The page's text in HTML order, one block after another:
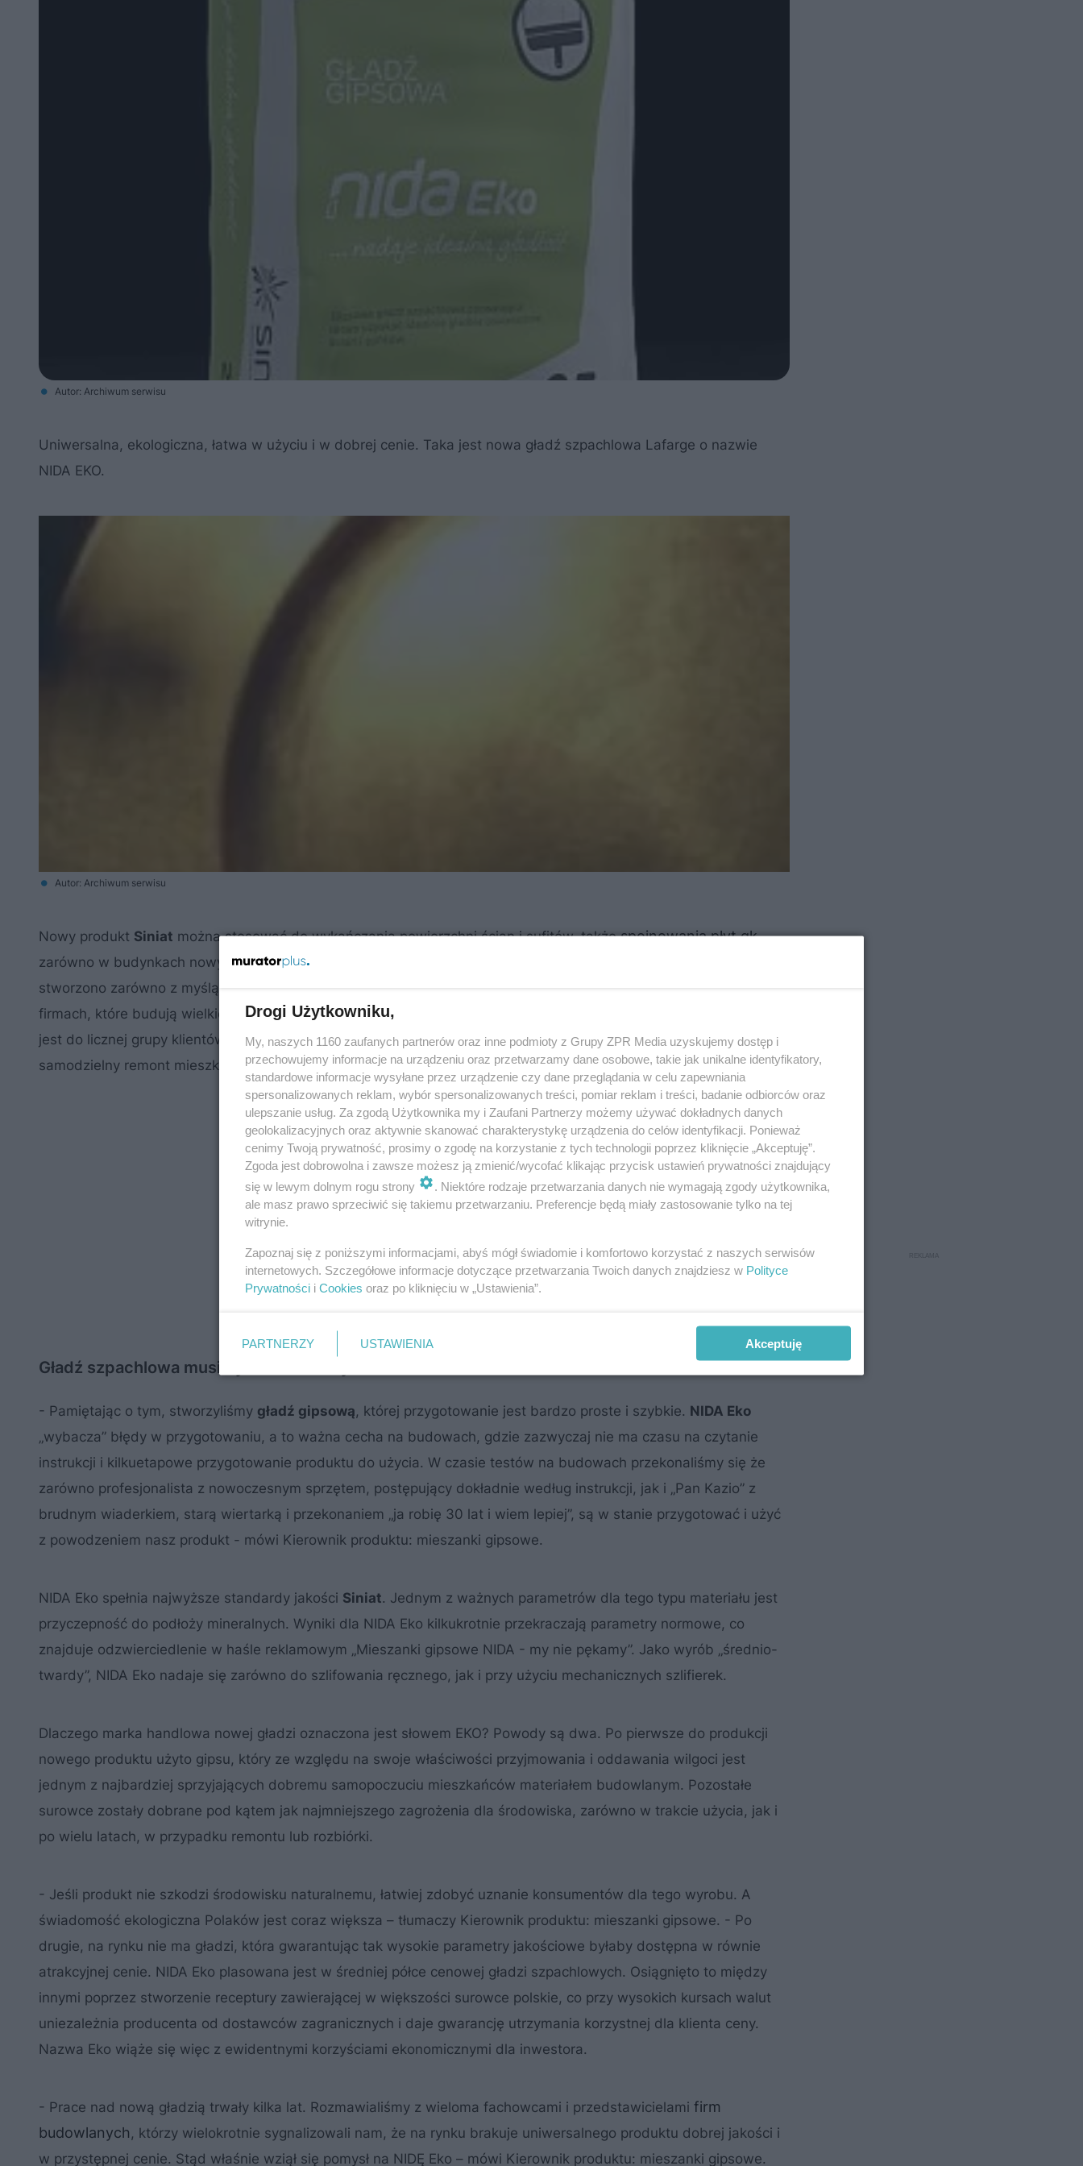
Autor: Archiwum serwisu
Uniwersalna, ekologiczna, łatwa w użyciu i w dobrej cenie. Taka jest nowa gładź szpachlowa Lafarge o nazwie
NIDA EKO.
Autor: Archiwum serwisu
Nowy produkt Siniat można stosować do wykańczania powierzchni ścian i sufitów, takżespoinowania płyt gk,
zarówno w budynkach nowych, jak i do renowacji i remontu budynków starszych.
stworzono zarówno z myślą o inwestorach indywidualnych, którzy remontują własne mieszkania, jak i dużych
firmach, które budują wielkie osiedla lub obiekty użyteczności publicznej. Nowa gładź szpachlowa kierowana
jest do licznej grupy klientów, wśród których są fachowcy z długoletnim stażem, ale także osoby, dla których
samodzielny remont mieszkania jest pierwszym w życiu kontaktem ze sztuką budowlaną.
Gładź szpachlowa musi być łatwa w użyciu
- Pamiętając o tym, stworzyliśmy gładź gipsową, której przygotowanie jest bardzo proste i szybkie. NIDA Eko
„wybacza” błędy w przygotowaniu, a to ważna cecha na budowach, gdzie zazwyczaj nie ma czasu na czytanie
instrukcji i kilkuetapowe przygotowanie produktu do użycia. W czasie testów na budowach przekonaliśmy się że
zarówno profesjonalista z nowoczesnym sprzętem, postępujący dokładnie według instrukcji, jak i „Pan Kazio” z
brudnym wiaderkiem, starą wiertarką i przekonaniem „ja robię 30 lat i wiem lepiej”, są w stanie przygotować i użyć
z powodzeniem nasz produkt - mówi Kierownik produktu: mieszanki gipsowe.
NIDA Eko spełnia najwyższe standardy jakości Siniat. Jednym z ważnych parametrów dla tego typu materiału jest
przyczepność do podłoży mineralnych. Wyniki dla NIDA Eko kilkukrotnie przekraczają parametry normowe, co
znajduje odzwierciedlenie w haśle reklamowym „Mieszanki gipsowe NIDA - my nie pękamy”. Jako wyrób „średnio-
twardy”, NIDA Eko nadaje się zarówno do szlifowania ręcznego, jak i przy użyciu mechanicznych szlifierek.
Dlaczego marka handlowa nowej gładzi oznaczona jest słowem EKO? Powody są dwa. Po pierwsze do produkcji
nowego produktu użyto gipsu, który ze względu na swoje właściwości przyjmowania i oddawania wilgoci jest
jednym z najbardziej sprzyjających dobremu samopoczuciu mieszkańców materiałem budowlanym. Pozostałe
surowce zostały dobrane pod kątem jak najmniejszego zagrożenia dla środowiska, zarówno w trakcie użycia, jak i
po wielu latach, w przypadku remontu lub rozbiórki.
- Jeśli produkt nie szkodzi środowisku naturalnemu, łatwiej zdobyć uznanie konsumentów dla tego wyrobu. A
świadomość ekologiczna Polaków jest coraz większa – tłumaczy Kierownik produktu: mieszanki gipsowe. - Po
drugie, na rynku nie ma gładzi, która gwarantując tak wysokie parametry jakościowe byłaby dostępna w równie
atrakcyjnej cenie. NIDA Eko plasowana jest w średniej półce cenowej gładzi szpachlowych. Osiągnięto to między
innymi poprzez stworzenie receptury zawierającej w większości surowce polskie, co przy wysokich kursach walut
uniezależnia producenta od dostawców zagranicznych i daje gwarancję utrzymania korzystnej dla klienta ceny.
Nazwa Eko wiąże się więc z ewidentnymi korzyściami ekonomicznymi dla inwestora.
- Prace nad nową gładzią trwały kilka lat. Rozmawialiśmy z wieloma fachowcami i przedstawicielami firm
budowlanych , którzy wielokrotnie sygnalizowali nam, że na rynku brakuje uniwersalnego produktu dobrej jakości i
w przystępnej cenie. Stąd właśnie wziął się pomysł na NIDĘ Eko – mówi Kierownik produktu: mieszanki gipsowe.
Drogi Użytkowniku,
My, naszych 1160 zaufanych partnerów oraz inne podmioty z Grupy ZPR Media uzyskujemy dostęp i
przechowujemy informacje na urządzeniu oraz przetwarzamy dane osobowe, takie jak unikalne identyfikatory,
standardowe informacje wysyłane przez urządzenie czy dane przeglądania w celu zapewniania
spersonalizowanych reklam, wybór spersonalizowanych treści, pomiar reklam i treści, badanie odbiorców oraz
ulepszanie usług. Za zgodą Użytkownika my i Zaufani Partnerzy możemy używać dokładnych danych
geolokalizacyjnych oraz aktywnie skanować charakterystykę urządzenia do celów identyfikacji. Ponieważ
cenimy Twoją prywatność, prosimy o zgodę na korzystanie z tych technologii poprzez kliknięcie „Akceptuję”.
Zgoda jest dobrowolna i zawsze możesz ją zmienić/wycofać klikając przycisk ustawień prywatności znajdujący
się w lewym dolnym rogu strony
. Niektóre rodzaje przetwarzania danych nie wymagają zgody użytkownika,
ale masz prawo sprzeciwić się takiemu przetwarzaniu. Preferencje będą miały zastosowanie tylko na tej
witrynie.
Zapoznaj się z poniższymi informacjami, abyś mógł świadomie i komfortowo korzystać z naszych serwisów
internetowych. Szczegółowe informacje dotyczące przetwarzania Twoich danych znajdziesz w Polityce
Prywatności i Cookies oraz po kliknięciu w „Ustawienia”.
PARTNERZY USTAWIENIA Akceptuję